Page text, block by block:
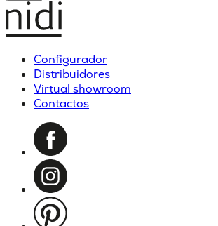
Configurador
Distribuidores
Virtual showroom
Contactos